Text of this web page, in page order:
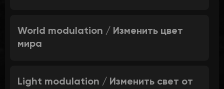
World modulation / Изменить цвет
мира
Light modulation / Изменить свет от